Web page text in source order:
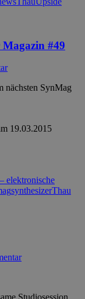
#49
SynMag
19.03.2015
elektronische
synthesizerThau
Studiosession